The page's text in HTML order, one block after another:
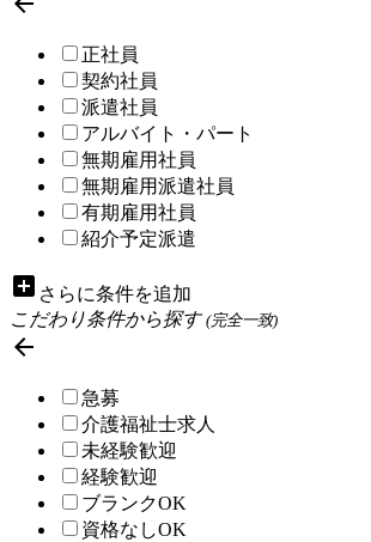
正社員
契約社員
派遣社員
アルバイト・パート
無期雇用社員
無期雇用派遣社員
有期雇用社員
紹介予定派遣
add_box さらに条件を追加
こだわり条件から探す(完全一致)

急募
介護福祉士求人
未経験歓迎
経験歓迎
ブランクOK
資格なしOK